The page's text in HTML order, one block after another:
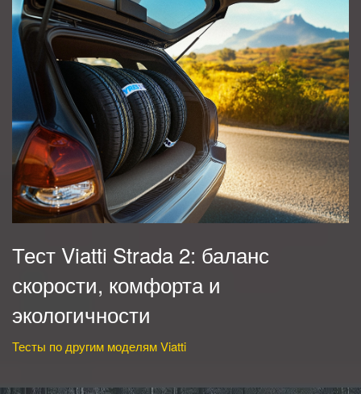
Тест Viatti Strada 2: баланс
скорости, комфорта и
экологичности
Тесты по другим моделям Viatti